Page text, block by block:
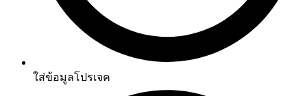
ใส่ข้อมูลโปรเจค